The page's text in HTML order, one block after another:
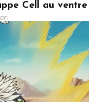
Cell au ventre